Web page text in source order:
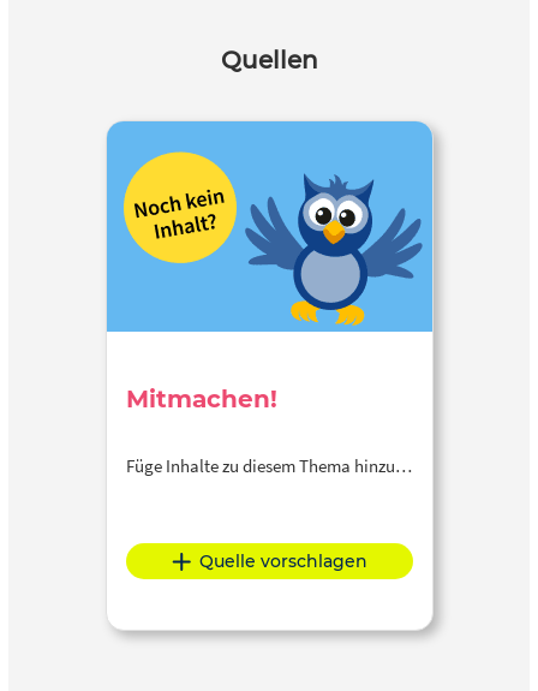
Quellen
Mitmachen!
Füge Inhalte zu diesem Thema hinzu…
Quelle vorschlagen